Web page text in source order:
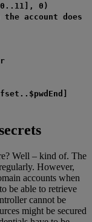
0)
account does
Well – kind of. The
However,
accounts when
be able to retrieve
cannot be
might be secured